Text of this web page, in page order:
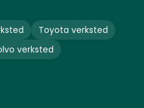
Toyota verksted
verksted